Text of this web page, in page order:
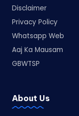
Disclaimer
Privacy Policy
Whatsapp Web
Aaj Ka Mausam
GBWTSP
About Us